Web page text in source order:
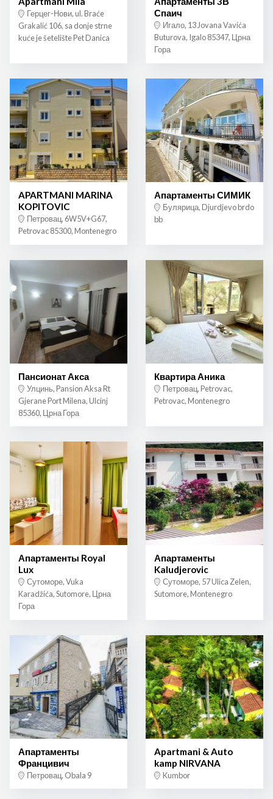
Герцег-Нови, ul. Braće
Grakalić 106, sa donje strne
kuće je šetelište Pet Danica
Спаич
Игало, 13 Jovana Vavića
Buturova, Igalo 85347, Црна
Гора
APARTMANI MARINA
KOPITOVIC
Петровац, 6W5V+G67,
Petrovac 85300, Montenegro
Апартаменты СИМИК
Булярица, Djurdjevo brdo
bb
Пансионат Акса
Улцинь, Pansion Aksa Rt
Gjerane Port Milena, Ulcinj
85360, Црна Гора
Квартира Аника
Петровац, Petrovac,
Petrovac, Montenegro
Апартаменты Royal
Lux
Сутоморе, Vuka
Karadžića, Sutomore, Црна
Гора
Апартаменты
Kaludjerovic
Сутоморе, 57 Ulica Zelen,
Sutomore, Montenegro
Апартаменты
Францивич
Петровац, Obala 9
Apartmani & Auto
kamp NIRVANA
Kumbor